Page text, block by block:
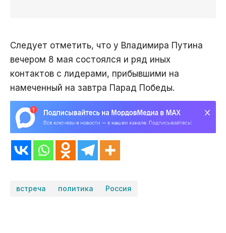
Следует отметить, что у Владимира Путина
вечером 8 мая состоялся и ряд иных
контактов с лидерами, прибывшими на
намеченный на завтра Парад Победы.
встреча политика Россия